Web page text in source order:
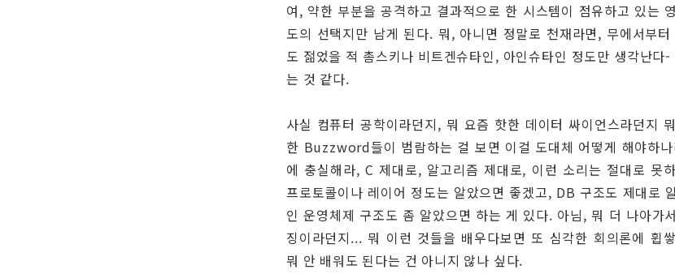
여, 약한 부분을 공격하고 결과적으로 한 시스템이 점유하고 있는
도의 선택지만 남게 된다. 뭐, 아니면 정말로 천재라면, 무에서부
도 젊었을 적 촘스키나 비트겐슈타인, 아인슈타인 정도만 생각난다
는 것 같다.
사실 컴퓨터 공학이라던지, 뭐 요즘 핫한 데이터 싸이언스라던지
한 Buzzword들이 범람하는 걸 보면 이걸 도대체 어떻게 해야하
에 충실해라, C 제대로, 알고리즘 제대로, 이런 소리는 절대로 못
프로토콜이나 레이어 정도는 알았으면 좋겠고, DB 구조도 제대로
인 운영체제 구조도 좀 알았으면 하는 게 있다. 아님, 뭐 더 나아가
징이라던지... 뭐 이런 것들을 배우다보면 또 심각한 회의론에 휩
뭐 안 배워도 된다는 건 아니지 않나 싶다.